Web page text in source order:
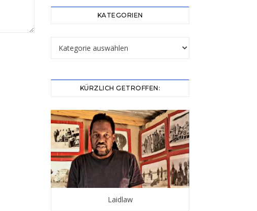
KATEGORIEN
KÜRZLICH GETROFFEN:
Laidlaw